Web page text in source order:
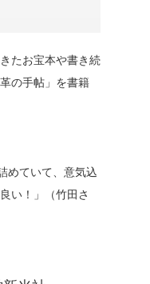
たお宝本や書き続
の手帖」を書籍
めていて、意気込
い！」（竹田さ